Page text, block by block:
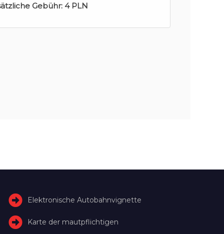
Gebühr: 4 PLN
Elektronische Autobahnvignette
Karte der mautpflichtigen